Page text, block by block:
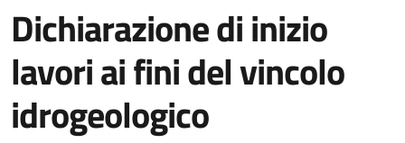
Dichiarazione di inizio
lavori ai fini del vincolo
idrogeologico